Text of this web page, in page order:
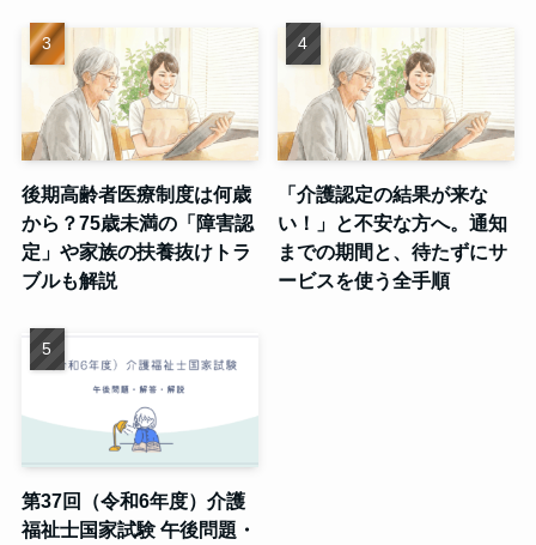
後期高齢者医療制度は何歳
から？75歳未満の「障害認
定」や家族の扶養抜けトラ
ブルも解説
「介護認定の結果が来な
い！」と不安な方へ。通知
までの期間と、待たずにサ
ービスを使う全手順
第37回（令和6年度）介護
福祉士国家試験 午後問題・